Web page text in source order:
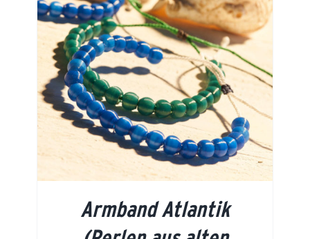
Armband Atlantik